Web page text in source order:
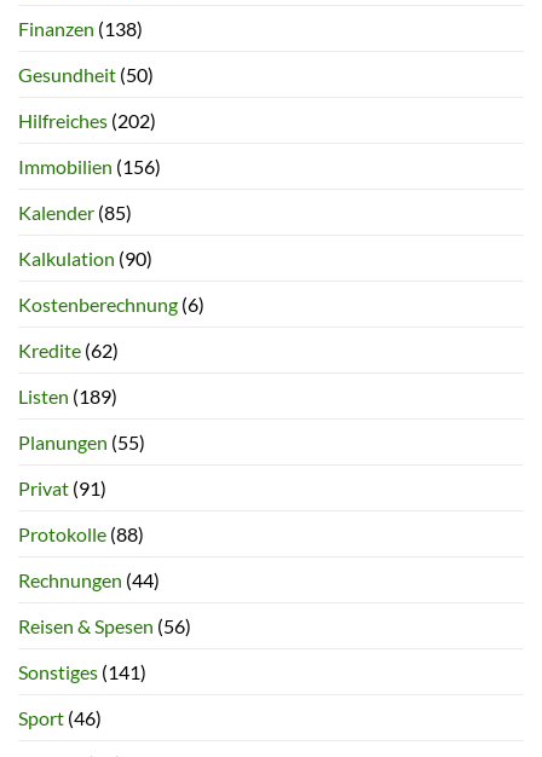
Finanzen (138)
Gesundheit (50)
Hilfreiches (202)
Immobilien (156)
Kalender (85)
Kalkulation (90)
Kostenberechnung (6)
Kredite (62)
Listen (189)
Planungen (55)
Privat (91)
Protokolle (88)
Rechnungen (44)
Reisen & Spesen (56)
Sonstiges (141)
Sport (46)